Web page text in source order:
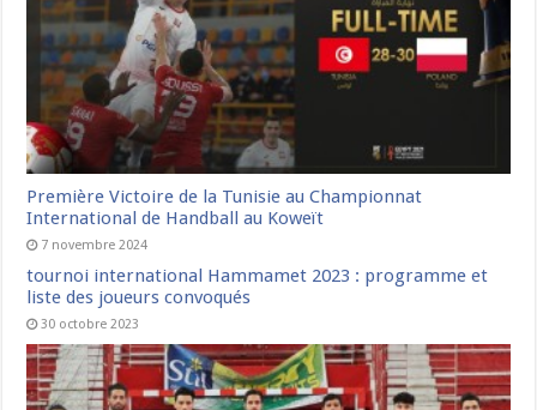
Première Victoire de la Tunisie au Championnat
International de Handball au Koweït
7 novembre 2024
tournoi international Hammamet 2023 : programme et
liste des joueurs convoqués
30 octobre 2023